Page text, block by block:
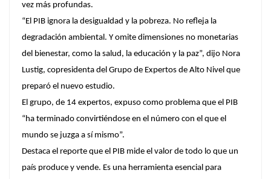
vez más profundas.
“El PIB ignora la desigualdad y la pobreza. No refleja la
degradación ambiental. Y omite dimensiones no monetarias
del bienestar, como la salud, la educación y la paz”, dijo Nora
Lustig, copresidenta del Grupo de Expertos de Alto Nivel que
preparó el nuevo estudio.
El grupo, de 14 expertos, expuso como problema que el PIB
“ha terminado convirtiéndose en el número con el que el
mundo se juzga a sí mismo”.
Destaca el reporte que el PIB mide el valor de todo lo que un
país produce y vende. Es una herramienta esencial para